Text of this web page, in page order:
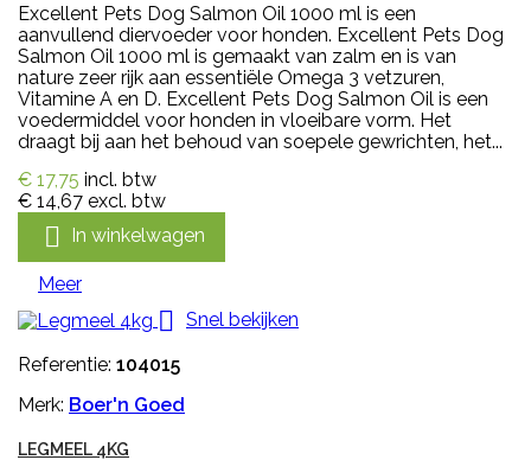
Excellent Pets Dog Salmon Oil 1000 ml is een
aanvullend diervoeder voor honden. Excellent Pets Dog
Salmon Oil 1000 ml is gemaakt van zalm en is van
nature zeer rijk aan essentiële Omega 3 vetzuren,
Vitamine A en D. Excellent Pets Dog Salmon Oil is een
voedermiddel voor honden in vloeibare vorm. Het
draagt bij aan het behoud van soepele gewrichten, het...
€ 17,75 incl. btw
€ 14,67 excl. btw
 In winkelwagen
Meer
 Snel bekijken
Referentie: 104015
Merk: Boer'n Goed
LEGMEEL 4KG